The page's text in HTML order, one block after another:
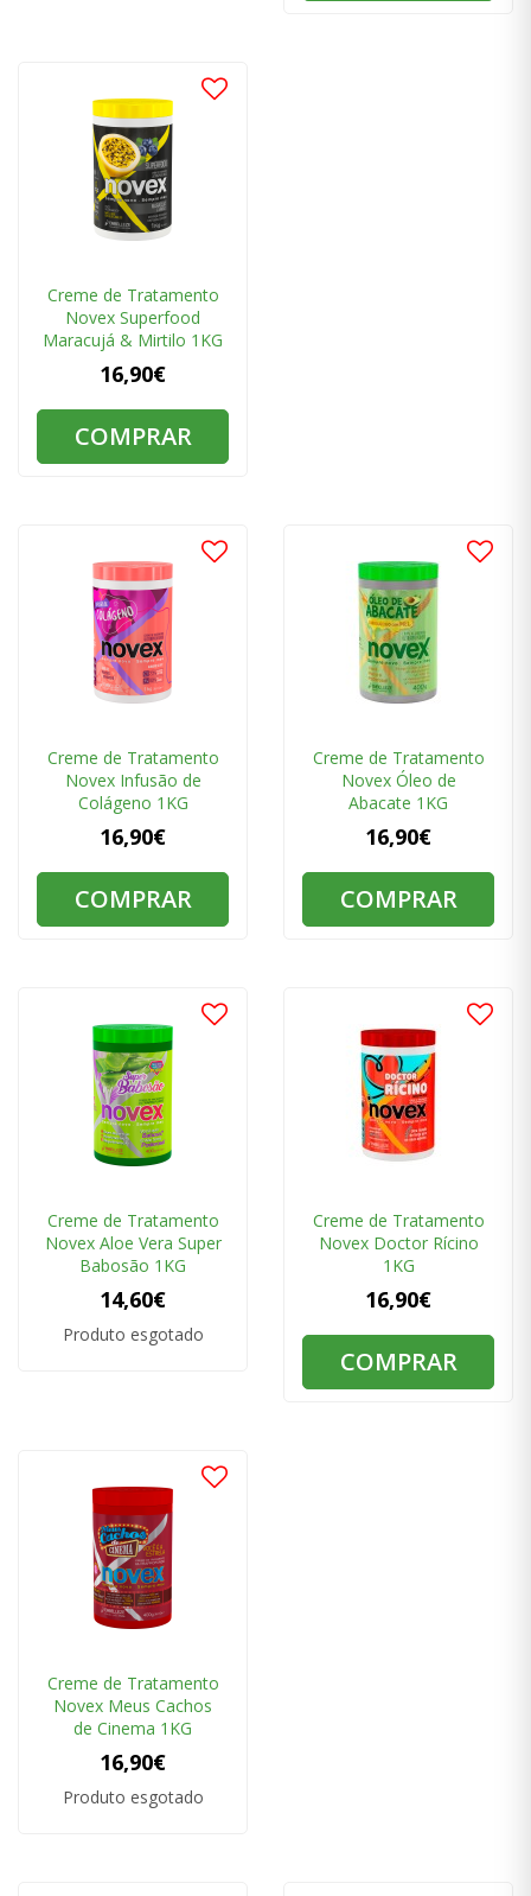
Creme de Tratamento
Novex Superfood
Maracujá & Mirtilo 1KG
16,90€
COMPRAR
Creme de Tratamento
Novex Infusão de
Colágeno 1KG
16,90€
COMPRAR
Creme de Tratamento
Novex Óleo de
Abacate 1KG
16,90€
COMPRAR
Creme de Tratamento
Novex Aloe Vera Super
Babosão 1KG
14,60€
Produto esgotado
Creme de Tratamento
Novex Doctor Rícino
1KG
16,90€
COMPRAR
Creme de Tratamento
Novex Meus Cachos
de Cinema 1KG
16,90€
Produto esgotado